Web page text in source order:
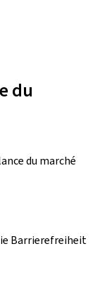
du
du marché
Barrierefreiheit